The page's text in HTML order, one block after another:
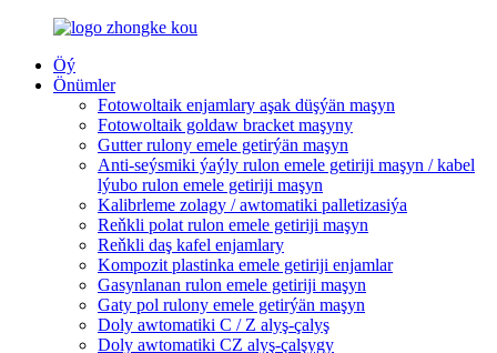
Öý
Önümler
Fotowoltaik enjamlary aşak düşýän maşyn
Fotowoltaik goldaw bracket maşyny
Gutter rulony emele getirýän maşyn
Anti-seýsmiki ýaýly rulon emele getiriji maşyn / kabel
lýubo rulon emele getiriji maşyn
Kalibrleme zolagy / awtomatiki palletizasiýa
Reňkli polat rulon emele getiriji maşyn
Reňkli daş kafel enjamlary
Kompozit plastinka emele getiriji enjamlar
Gasynlanan rulon emele getiriji maşyn
Gaty pol rulony emele getirýän maşyn
Doly awtomatiki C / Z alyş-çalyş
Doly awtomatiki CZ alyş-çalşygy